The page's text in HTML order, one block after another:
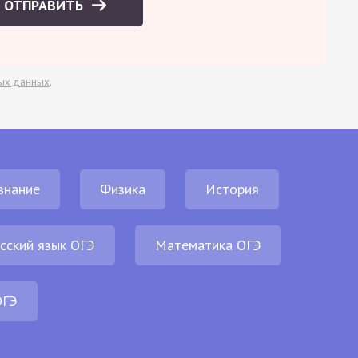
ОТПРАВИТЬ
данных.
Физика История
язык ОГЭ Математика ОГЭ